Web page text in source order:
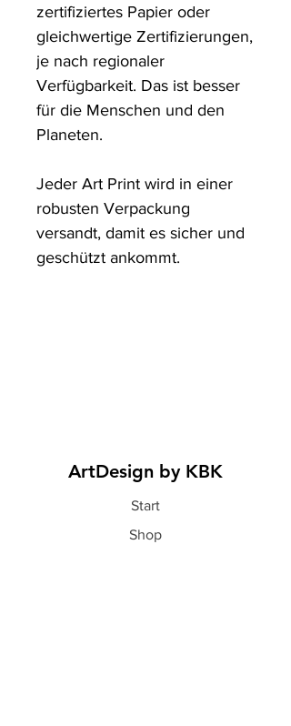
zertifiziertes Papier oder
gleichwertige Zertifizierungen,
je nach regionaler
Verfügbarkeit. Das ist besser
für die Menschen und den
Planeten.
Jeder Art Print wird in einer
robusten Verpackung
versandt, damit es sicher und
geschützt ankommt.
ArtDesign by KBK
Start
Shop